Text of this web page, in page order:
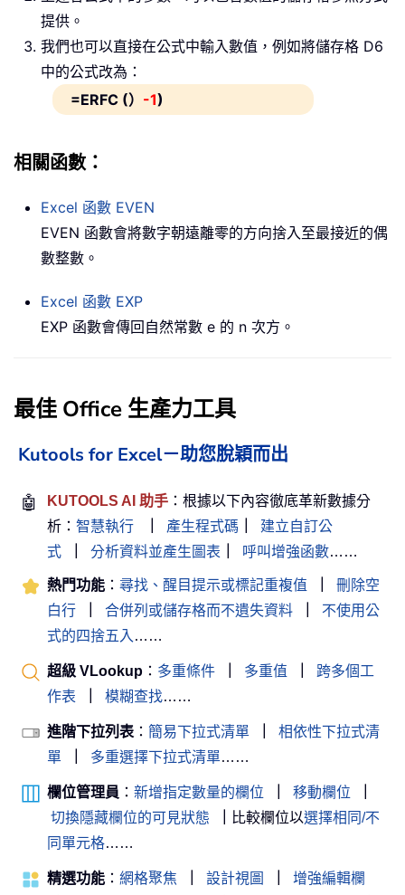
提供。
我們也可以直接在公式中輸入數值，例如將儲存格 D6
中的公式改為：
=ERFC (） -1)
相關函數：
Excel 函數 EVEN
EVEN 函數會將數字朝遠離零的方向捨入至最接近的偶
數整數。
Excel 函數 EXP
EXP 函數會傳回自然常數 e 的 n 次方。
最佳 Office 生產力工具
Kutools for Excel－助您脫穎而出
🤖 KUTOOLS AI 助手 ：根據以下內容徹底革新數據分
析： 智慧執行 產生程式碼
建立自訂公
式
分析資料並產生圖表 呼叫增強函數……
熱門功能 ： 尋找、醒目提示或標記重複值
刪除空
白行
合併列或儲存格而不遺失資料
不使用公
式的四捨五入 ……
超級 VLookup ： 多重條件 多重值
跨多個工
作表
模糊查找……
進階下拉列表 ： 簡易下拉式清單
相依性下拉式清
單
多重選擇下拉式清單……
欄位管理員 ： 新增指定數量的欄位 移動欄位
切換隱藏欄位的可見狀態
比較欄位以選擇相同/不
同單元格……
精選功能 ： 網格聚焦 設計視圖
增強編輯欄